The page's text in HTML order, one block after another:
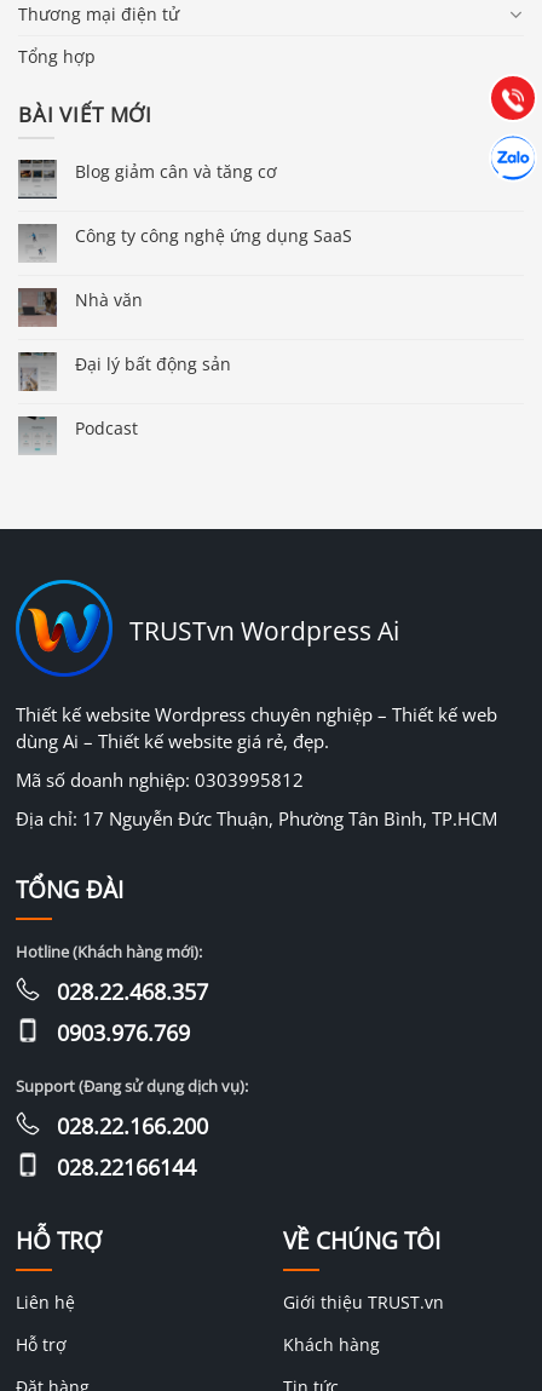
Thương mại điện tử
Tổng hợp
BÀI VIẾT MỚI
Blog giảm cân và tăng cơ
Công ty công nghệ ứng dụng SaaS
Nhà văn
Đại lý bất động sản
Podcast
TRUSTvn Wordpress Ai
Thiết kế website Wordpress chuyên nghiệp – Thiết kế web
dùng Ai – Thiết kế website giá rẻ, đẹp.
Mã số doanh nghiệp: 0303995812
Địa chỉ: 17 Nguyễn Đức Thuận, Phường Tân Bình, TP.HCM
HỖ TRỢ
Liên hệ
Hỗ trợ
Đặt hàng
VỀ CHÚNG TÔI
Giới thiệu TRUST.vn
Khách hàng
Tin tức
TỔNG ĐÀI
Hotline (Khách hàng mới):
028.22.468.357
0903.976.769
Support (Đang sử dụng dịch vụ):
028.22.166.200
028.22166144
Gọi
(028) 22.166.144
Chát